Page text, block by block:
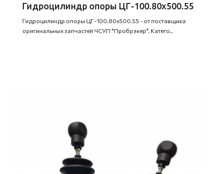
Гидроцилиндр опоры ЦГ-100.80х500.55
Гидроцилиндр опоры ЦГ-100.80х500.55 - от поставщика
оригинальных запчастей ЧСУП "Пробрэкер". Катего..